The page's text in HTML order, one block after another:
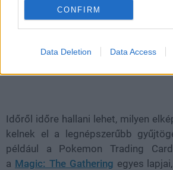
CONFIRM
Data Deletion Data Access
Csirke
A GameStop egészen
Időről időre hallani lehet, milyen
kelnek el a legnépszerűbb
például a Pokemon Trading
a Magic: The Gathering egyes